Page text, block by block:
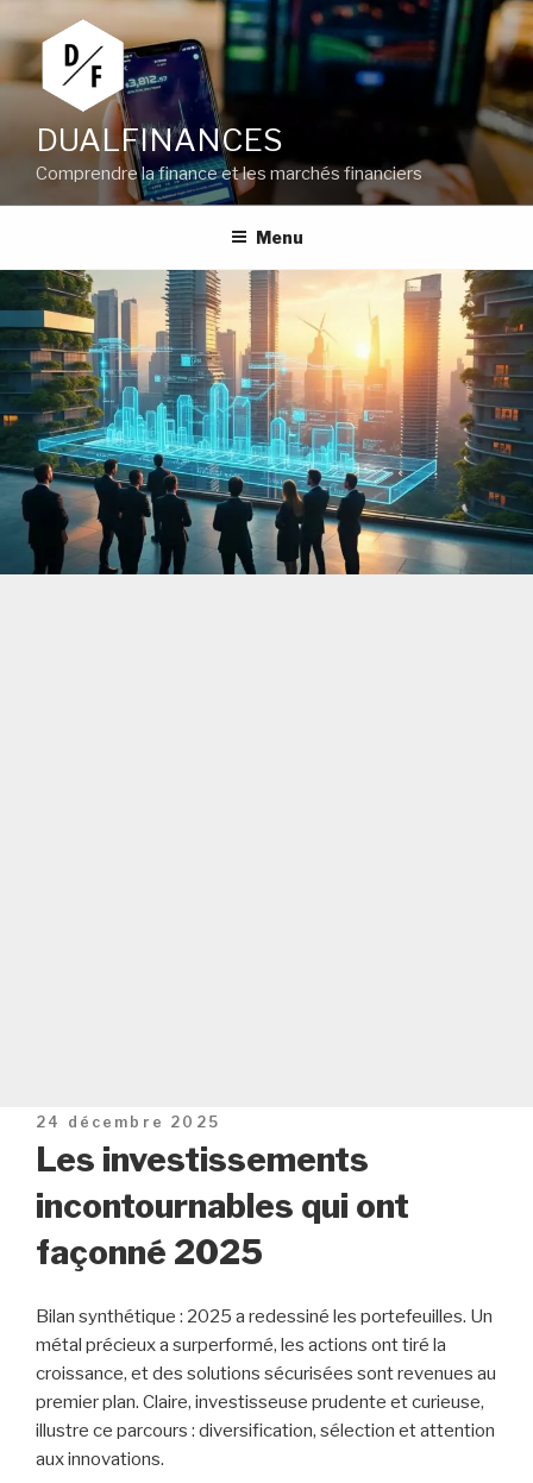
au
contenu
principal
DUALFINANCES
Comprendre la finance et les marchés financiers
Menu
Publié
le
24 décembre 2025
Les investissements
incontournables qui ont
façonné 2025
Bilan synthétique : 2025 a redessiné les portefeuilles. Un
métal précieux a surperformé, les actions ont tiré la
croissance, et des solutions sécurisées sont revenues au
premier plan. Claire, investisseuse prudente et curieuse,
illustre ce parcours : diversification, sélection et attention
aux innovations.